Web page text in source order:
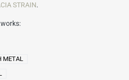
STRAIN.
METAL